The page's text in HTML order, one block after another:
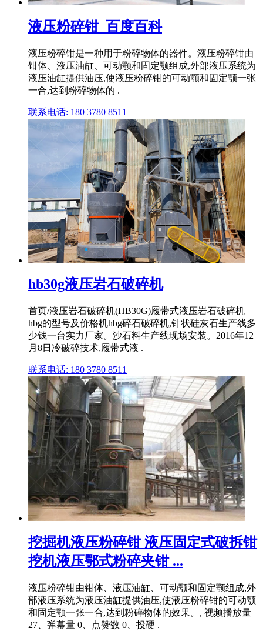
液压粉碎钳_百度百科
液压粉碎钳是一种用于粉碎物体的器件。液压粉碎钳由
钳体、液压油缸、可动颚和固定颚组成,外部液压系统为
液压油缸提供油压,使液压粉碎钳的可动颚和固定颚一张
一合,达到粉碎物体的 .
联系电话: 180 3780 8511
hb30g液压岩石破碎机
首页/液压岩石破碎机(HB30G)履带式液压岩石破碎机
hbg的型号及价格机hbg碎石破碎机,针状硅灰石生产线多
少钱一台实力厂家。沙石料生产线现场安装。2016年12
月8日冷破碎技术,履带式液 .
联系电话: 180 3780 8511
挖掘机液压粉碎钳 液压固定式破拆钳
挖机液压鄂式粉碎夹钳 ...
液压粉碎钳由钳体、液压油缸、可动颚和固定颚组成,外
部液压系统为液压油缸提供油压,使液压粉碎钳的可动颚
和固定颚一张一合,达到粉碎物体的效果。, 视频播放量
27、弹幕量 0、点赞数 0、投硬 .